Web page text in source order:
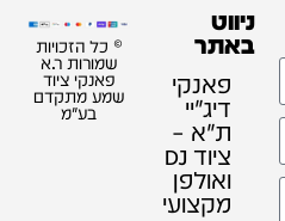
ניווט
באתר
פאנקי
דיג׳יי
ת"א –
ציוד DJ
ואולפן
מקצועי
© כל הזכויות
שמורות ר.א
פאנקי ציוד
שמע מתקדם
בע"מ